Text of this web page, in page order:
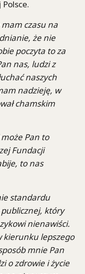
mam czasu na
że nie
poczyta to za
nas, ludzi z
naszych
nadzieję, w
chamskim
Pan to
Fundacji
to nas
standardu
który
nienawiści.
kierunku lepszego
mnie Pan
o zdrowie i życie